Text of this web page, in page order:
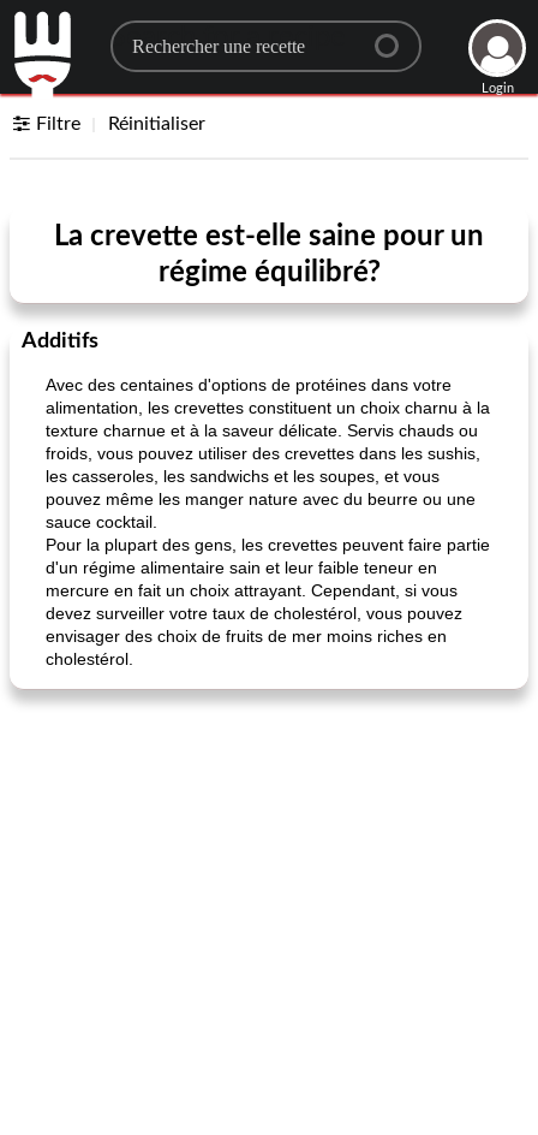
Search for a recipe
Login
Filtre Réinitialiser
La crevette est-elle saine pour un
régime équilibré?
Additifs
Avec des centaines d'options de protéines dans votre
alimentation, les crevettes constituent un choix charnu à la
texture charnue et à la saveur délicate. Servis chauds ou
froids, vous pouvez utiliser des crevettes dans les sushis,
les casseroles, les sandwichs et les soupes, et vous
pouvez même les manger nature avec du beurre ou une
sauce cocktail.
Pour la plupart des gens, les crevettes peuvent faire partie
d'un régime alimentaire sain et leur faible teneur en
mercure en fait un choix attrayant. Cependant, si vous
devez surveiller votre taux de cholestérol, vous pouvez
envisager des choix de fruits de mer moins riches en
cholestérol.